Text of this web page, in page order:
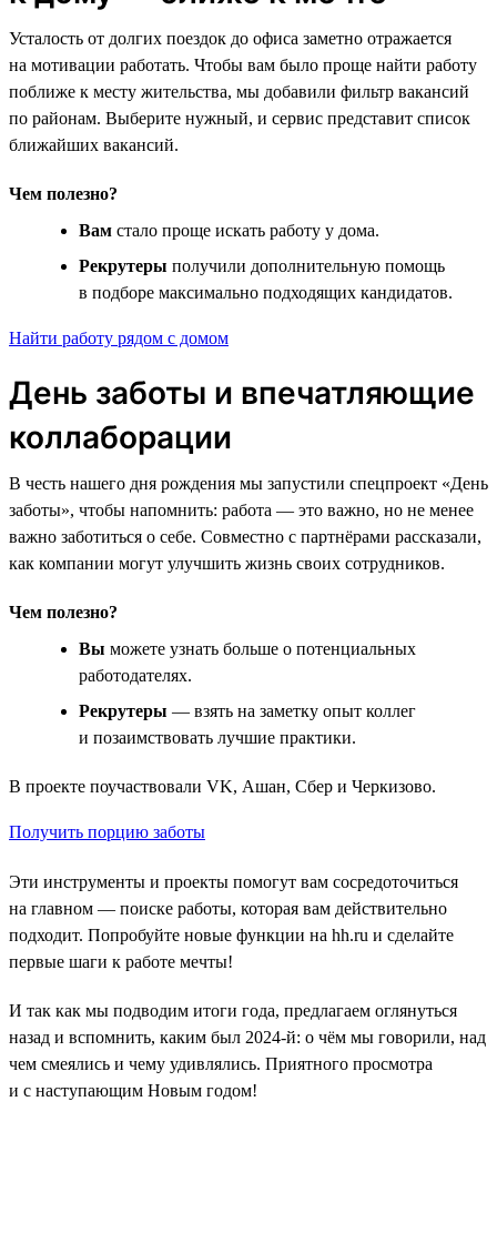
Усталость от долгих поездок до офиса заметно отражается
на мотивации работать. Чтобы вам было проще найти работу
поближе к месту жительства, мы добавили фильтр вакансий
по районам. Выберите нужный, и сервис представит список
ближайших вакансий.
Чем полезно?
Вам стало проще искать работу у дома.
Рекрутеры получили дополнительную помощь
в подборе максимально подходящих кандидатов.
Найти работу рядом с домом
День заботы и впечатляющие
коллаборации
В честь нашего дня рождения мы запустили спецпроект «День
заботы», чтобы напомнить: работа — это важно, но не менее
важно заботиться о себе. Совместно с партнёрами рассказали,
как компании могут улучшить жизнь своих сотрудников.
Чем полезно?
Вы можете узнать больше о потенциальных
работодателях.
Рекрутеры — взять на заметку опыт коллег
и позаимствовать лучшие практики.
В проекте поучаствовали VK, Ашан, Сбер и Черкизово.
Получить порцию заботы
Эти инструменты и проекты помогут вам сосредоточиться
на главном — поиске работы, которая вам действительно
подходит. Попробуйте новые функции на hh.ru и сделайте
первые шаги к работе мечты!
И так как мы подводим итоги года, предлагаем оглянуться
назад и вспомнить, каким был 2024-й: о чём мы говорили, над
чем смеялись и чему удивлялись. Приятного просмотра
и с наступающим Новым годом!